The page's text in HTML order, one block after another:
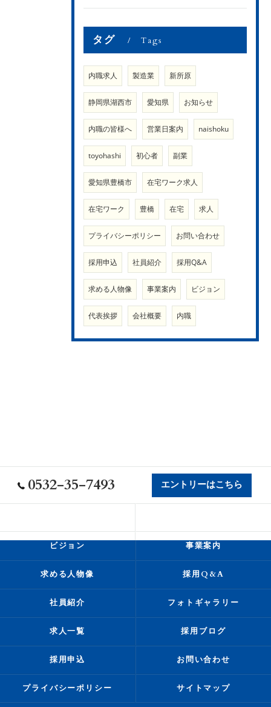
タグ Tags
内職求人 製造業 新所原
静岡県湖西市 愛知県 お知らせ
内職の皆様へ 営業日案内 naishoku
toyohashi 初心者 副業
愛知県豊橋市 在宅ワーク求人
在宅ワーク 豊橋 在宅 求人
プライバシーポリシー お問い合わせ
採用申込 社員紹介 採用Q&A
求める人物像 事業案内 ビジョン
代表挨拶 会社概要 内職
0532-35-7493 エントリーはこちら
ビジョン 事業案内
求める人物像 採用Q&A
社員紹介 フォトギャラリー
求人一覧 採用ブログ
採用申込 お問い合わせ
プライバシーポリシー サイトマップ